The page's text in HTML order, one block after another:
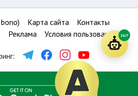
Карта сайта
Контакты
Реклама Условия пользования 24/7